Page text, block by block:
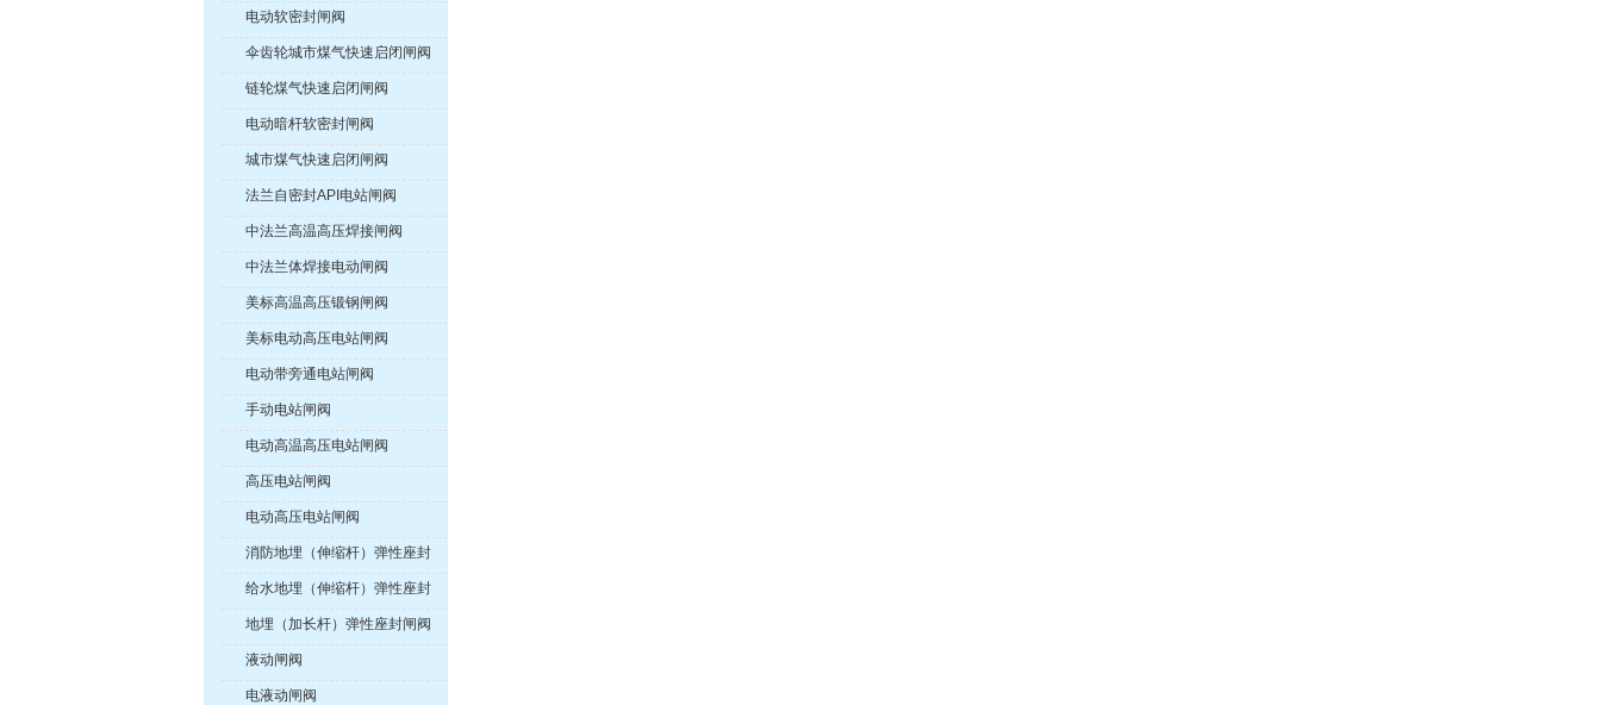
电动软密封闸阀
伞齿轮城市煤气快速启闭闸阀
链轮煤气快速启闭闸阀
电动暗杆软密封闸阀
城市煤气快速启闭闸阀
法兰自密封API电站闸阀
中法兰高温高压焊接闸阀
中法兰体焊接电动闸阀
美标高温高压锻钢闸阀
美标电动高压电站闸阀
电动带旁通电站闸阀
手动电站闸阀
电动高温高压电站闸阀
高压电站闸阀
电动高压电站闸阀
消防地埋（伸缩杆）弹性座封
闸阀
给水地埋（伸缩杆）弹性座封
闸阀
地埋（加长杆）弹性座封闸阀
液动闸阀
电液动闸阀